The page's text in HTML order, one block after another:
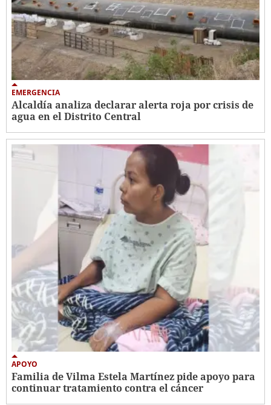
EMERGENCIA
Alcaldía analiza declarar alerta roja por crisis de
agua en el Distrito Central
APOYO
Familia de Vilma Estela Martínez pide apoyo para
continuar tratamiento contra el cáncer